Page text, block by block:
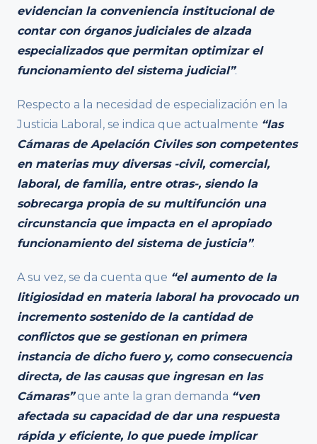
evidencian la conveniencia institucional de
contar con órganos judiciales de alzada
especializados que permitan optimizar el
funcionamiento del sistema judicial”.
Respecto a la necesidad de especialización en la
Justicia Laboral, se indica que actualmente “las
Cámaras de Apelación Civiles son competentes
en materias muy diversas -civil, comercial,
laboral, de familia, entre otras-, siendo la
sobrecarga propia de su multifunción una
circunstancia que impacta en el apropiado
funcionamiento del sistema de justicia”.
A su vez, se da cuenta que “el aumento de la
litigiosidad en materia laboral ha provocado un
incremento sostenido de la cantidad de
conflictos que se gestionan en primera
instancia de dicho fuero y, como consecuencia
directa, de las causas que ingresan en las
Cámaras”que ante la gran demanda “ven
afectada su capacidad de dar una respuesta
rápida y eficiente, lo que puede implicar